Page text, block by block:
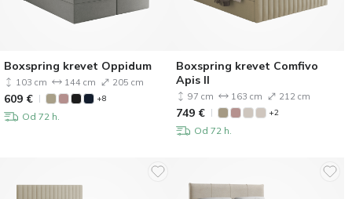
Boxspring krevet Oppidum
103 cm 144 cm 205 cm
609 € +8
Od 72 h.
Boxspring krevet Comfivo
Apis II
97 cm 163 cm 212 cm
749 € +2
Od 72 h.